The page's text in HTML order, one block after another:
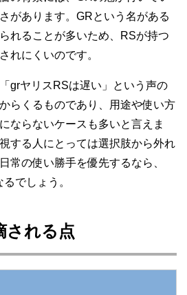
があります。GRという名がある
れることが多いため、RSが持つ
れにくいのです。
grヤリスRSは遅い」という声の
らくるものであり、用途や使い方
ならないケースも多いと言えま
する人にとっては選択肢から外れ
常の使い勝手を優先するなら、
でしょう。
される点